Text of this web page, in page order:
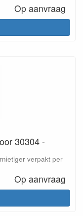
Op aanvraag
30304 -
verpakt per
Op aanvraag